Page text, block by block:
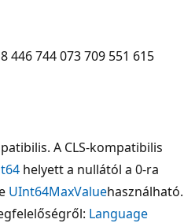
446 744 073 709 551 615
A CLS-kompatibilis
helyett a nullától a 0-ra
UInt64MaxValuehasználható.
Language